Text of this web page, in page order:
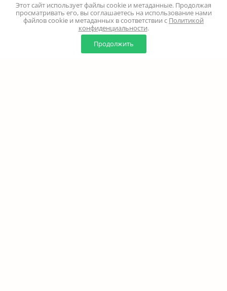
0
Корзина
Этот сайт использует файлы cookie и метаданные. Продолжая
просматривать его, вы соглашаетесь на использование нами
файлов cookie и метаданных в соответствии с Политикой
конфиденциальности.
Продолжить